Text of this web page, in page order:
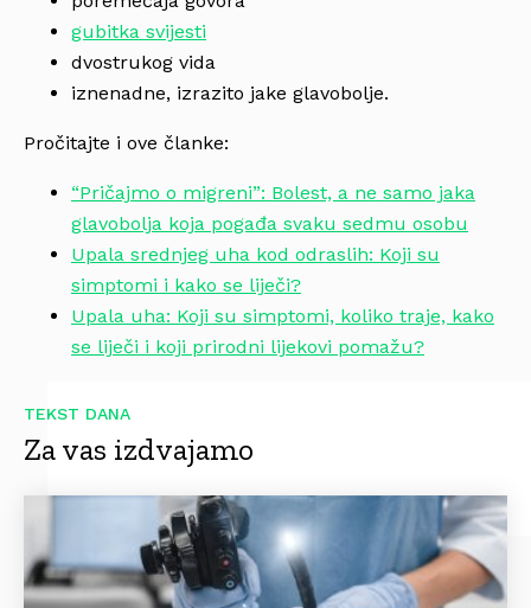
gubitka svijesti
dvostrukog vida
iznenadne, izrazito jake glavobolje.
Pročitajte i ove članke:
“Pričajmo o migreni”: Bolest, a ne samo jaka
glavobolja koja pogađa svaku sedmu osobu
Upala srednjeg uha kod odraslih: Koji su
simptomi i kako se liječi?
Upala uha: Koji su simptomi, koliko traje, kako
se liječi i koji prirodni lijekovi pomažu?
TEKST DANA
Za vas izdvajamo